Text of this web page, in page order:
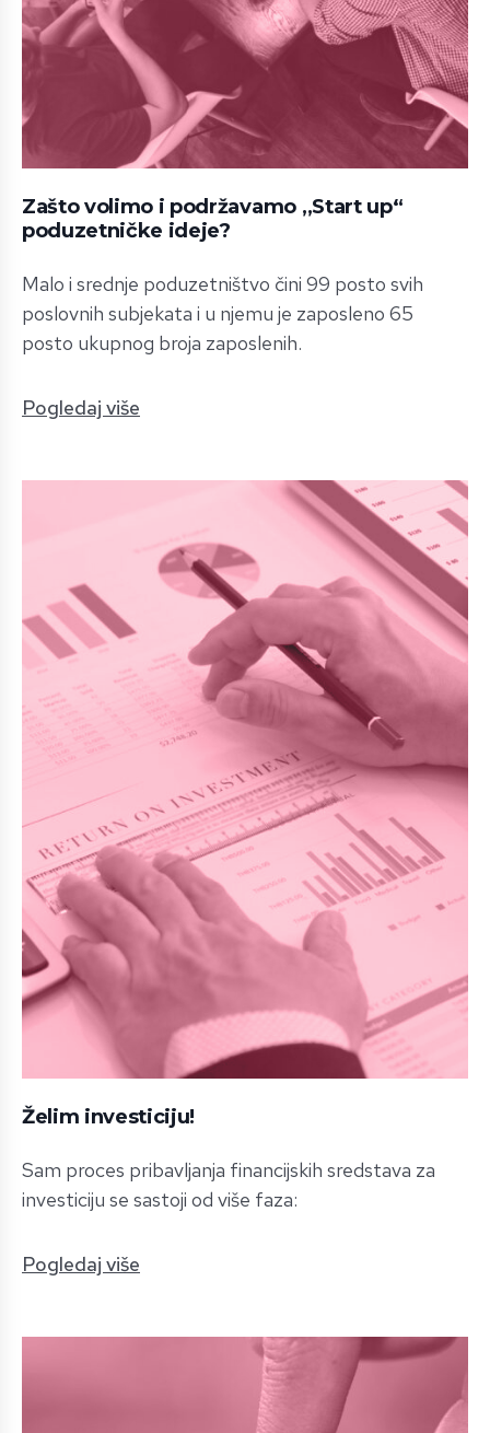
Zašto volimo i podržavamo „Start up“
poduzetničke ideje?
Malo i srednje poduzetništvo čini 99 posto svih
poslovnih subjekata i u njemu je zaposleno 65
posto ukupnog broja zaposlenih.
Pogledaj više
Želim investiciju!
Sam proces pribavljanja financijskih sredstava za
investiciju se sastoji od više faza:
Pogledaj više